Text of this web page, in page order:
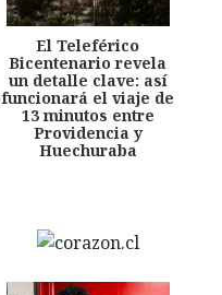
El Teleférico
Bicentenario revela
un detalle clave: así
funcionará el viaje de
13 minutos entre
Providencia y
Huechuraba